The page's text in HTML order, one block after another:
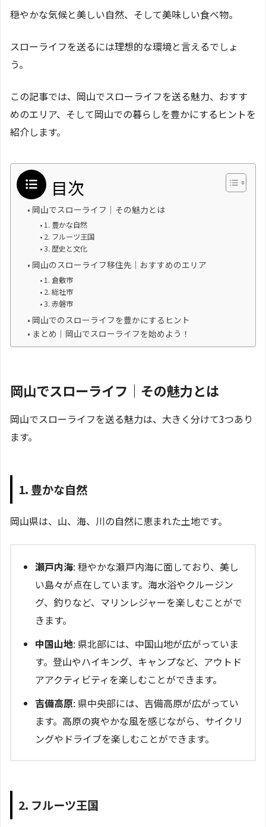
穏やかな気候と美しい自然、そして美味しい食べ物。
スローライフを送るには理想的な環境と言えるでしょ
う。
この記事では、岡山でスローライフを送る魅力、おすす
めのエリア、そして岡山での暮らしを豊かにするヒントを
紹介します。
目次
岡山でスローライフ｜その魅力とは
1. 豊かな自然
2. フルーツ王国
3. 歴史と文化
岡山のスローライフ移住先｜おすすめのエリア
1. 倉敷市
2. 総社市
3. 赤磐市
岡山でのスローライフを豊かにするヒント
まとめ｜岡山でスローライフを始めよう！
岡山でスローライフ｜その魅力とは
岡山でスローライフを送る魅力は、大きく分けて3つあり
ます。
1. 豊かな自然
岡山県は、山、海、川の自然に恵まれた土地です。
瀬戸内海: 穏やかな瀬戸内海に面しており、美し
い島々が点在しています。海水浴やクルージン
グ、釣りなど、マリンレジャーを楽しむことがで
きます。
中国山地: 県北部には、中国山地が広がっていま
す。登山やハイキング、キャンプなど、アウトド
アアクティビティを楽しむことができます。
吉備高原: 県中央部には、吉備高原が広がってい
ます。高原の爽やかな風を感じながら、サイクリ
ングやドライブを楽しむことができます。
2. フルーツ王国